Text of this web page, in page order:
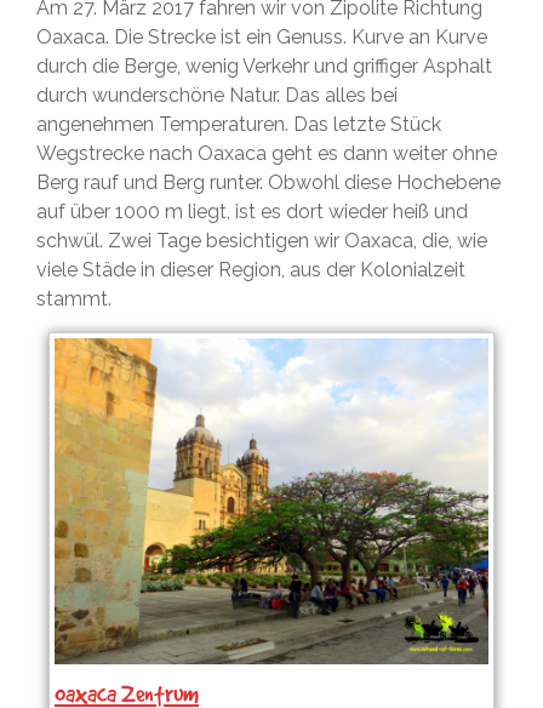
Am 27. März 2017 fahren wir von Zipolite Richtung
Oaxaca. Die Strecke ist ein Genuss. Kurve an Kurve
durch die Berge, wenig Verkehr und griffiger Asphalt
durch wunderschöne Natur. Das alles bei
angenehmen Temperaturen. Das letzte Stück
Wegstrecke nach Oaxaca geht es dann weiter ohne
Berg rauf und Berg runter. Obwohl diese Hochebene
auf über 1000 m liegt, ist es dort wieder heiß und
schwül. Zwei Tage besichtigen wir Oaxaca, die, wie
viele Städe in dieser Region, aus der Kolonialzeit
stammt.
Oaxaca Zentrum